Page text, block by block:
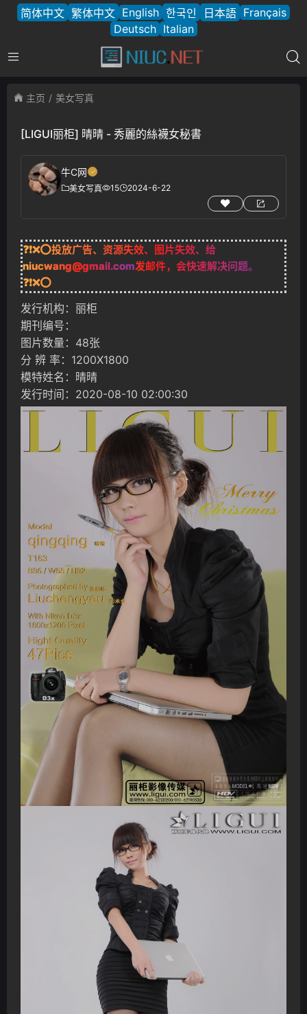
简体中文 繁体中文 English 한국인 日本語 Français
Deutsch Italian
主页 美女写真
[LIGUI丽柜] 晴晴 - 秀麗的絲襪女秘書
牛C网
美女写真 15 2024-6-22
❓❗❌⭕投放广告、资源失效、图片失效、给
niucwang@gmail.com发邮件，会快速解决问题。
❓❗❌⭕
发行机构：丽柜
期刊编号：
图片数量：48张
分 辨 率：1200X1800
模特姓名：晴晴
发行时间：2020-08-10 02:00:30